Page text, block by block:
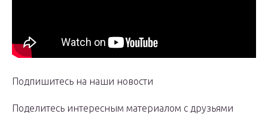
Подпишитесь на наши новости
Поделитесь интересным материалом с друзьями